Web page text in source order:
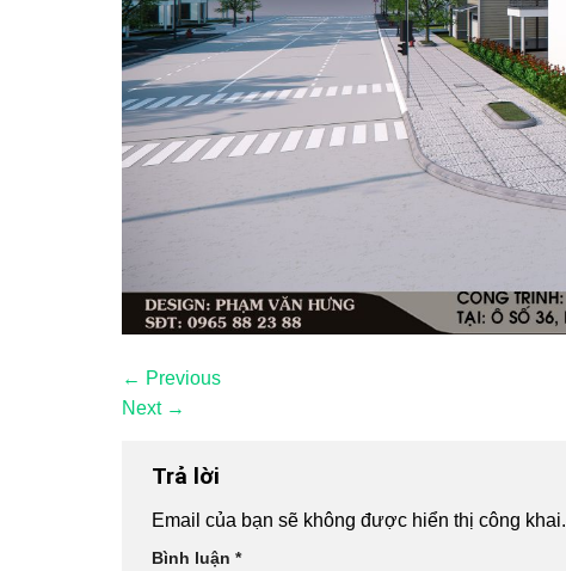
← Previous
Next →
Trả lời
Email của bạn sẽ không được hiển thị công khai.
Bình luận *